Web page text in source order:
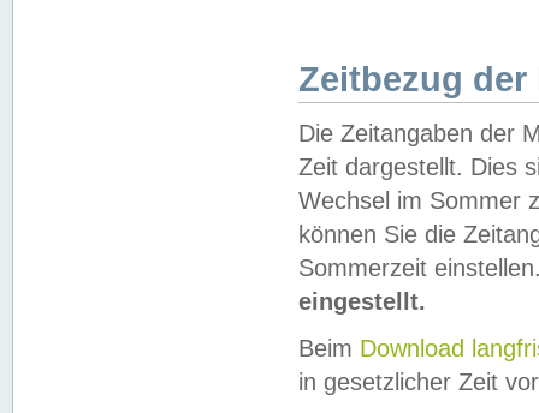
Zeitbezug der
Die Zeitangaben der
Zeit dargestellt. Dies
Wechsel im Sommer
können Sie die
Sommerzeit
eingestellt.
Beim Download
in gesetzlicher Zeit